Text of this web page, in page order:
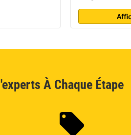
À Chaque Étape